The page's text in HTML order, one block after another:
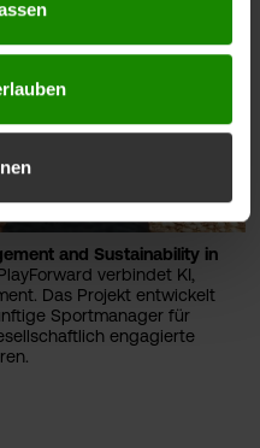
and Sustainability in
verbindet KI,
Das Projekt entwickelt
Sportmanager für
engagierte